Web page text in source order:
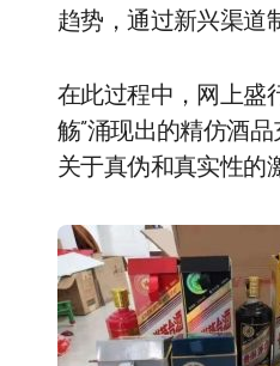
趋势，通过新兴渠道
在此过程中，网上盛
觞”涌现出的精仿酒
关于真伪和真实性的